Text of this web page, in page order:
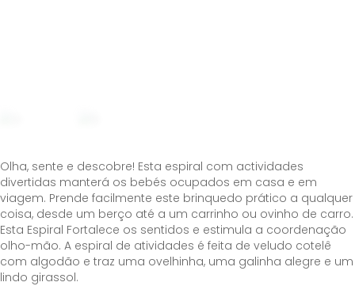
Olha, sente e descobre! Esta espiral com actividades
divertidas manterá os bebés ocupados em casa e em
viagem. Prende facilmente este brinquedo prático a qualquer
coisa, desde um berço até a um carrinho ou ovinho de carro.
Esta Espiral Fortalece os sentidos e estimula a coordenação
olho-mão. A espiral de atividades é feita de veludo cotelê
com algodão e traz uma ovelhinha, uma galinha alegre e um
lindo girassol.